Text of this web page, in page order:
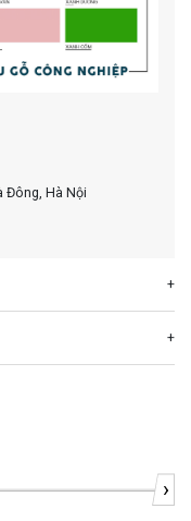
Đông, Hà Nội
›